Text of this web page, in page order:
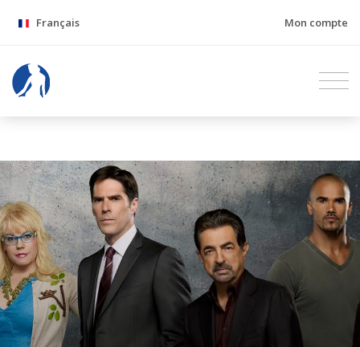
Français Mon compte